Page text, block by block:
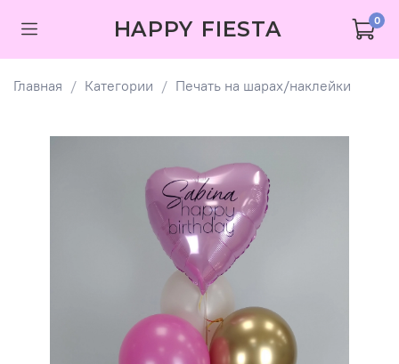
HAPPY FIESTA 0
Главная Категории Печать на шарах/наклейки